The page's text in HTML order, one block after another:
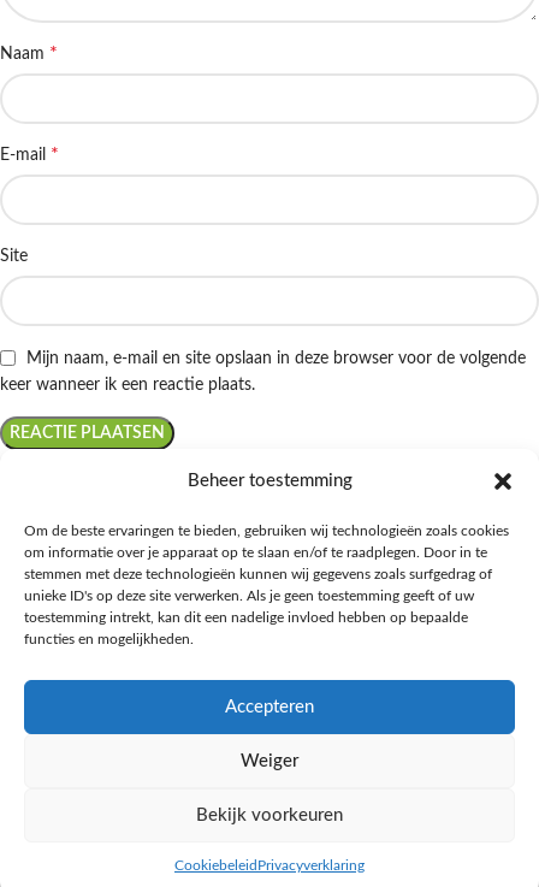
Beheer toestemming
Om de beste ervaringen te bieden, gebruiken wij technologieën zoals cookies
om informatie over je apparaat op te slaan en/of te raadplegen. Door in te
stemmen met deze technologieën kunnen wij gegevens zoals surfgedrag of
unieke ID's op deze site verwerken. Als je geen toestemming geeft of uw
toestemming intrekt, kan dit een nadelige invloed hebben op bepaalde
functies en mogelijkheden.
Accepteren
Weiger
Bekijk voorkeuren
Cookiebeleid Privacyverklaring
Naam *
E-mail *
Site
Mijn naam, e-mail en site opslaan in deze browser voor de volgende
keer wanneer ik een reactie plaats.
Ontdek de beste keto-vriendelijke keuzes van Albert Heijn, verrijk je
kennis met onze diepgaande blogs over het keto-dieet, en deel jouw
favoriete keto recepten in onze bruisende online gemeenschap!
Ketomaaltijd.nl 2025